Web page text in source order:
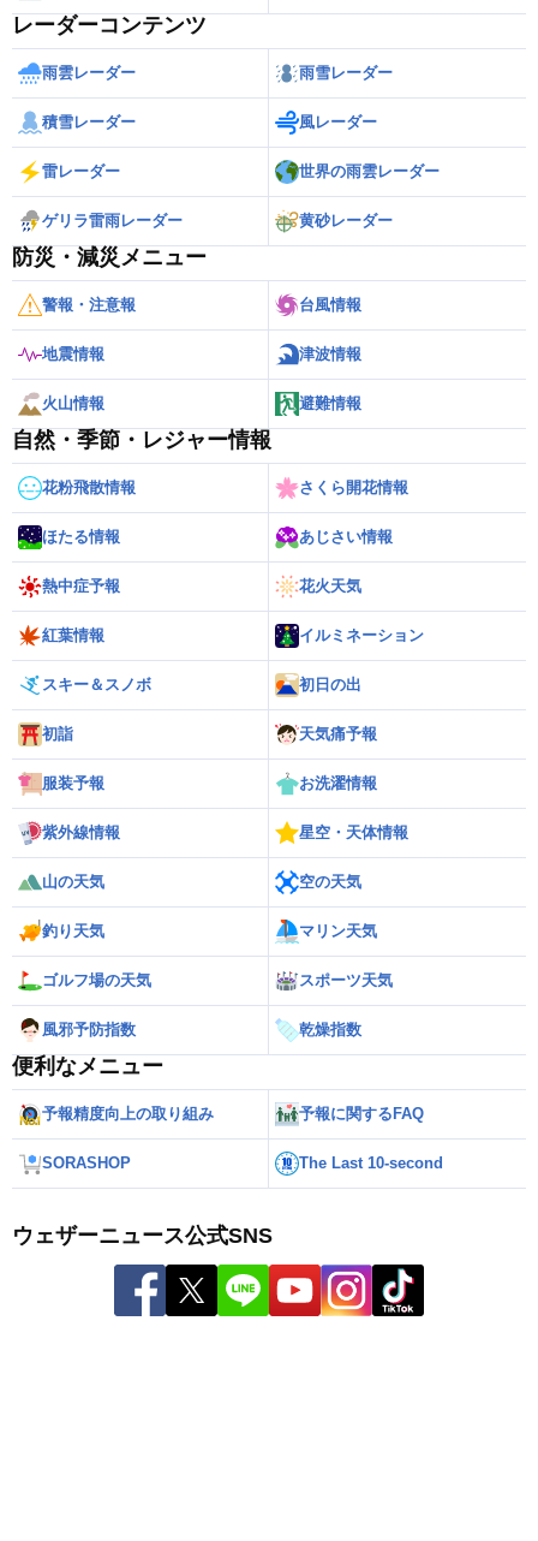
レーダーコンテンツ
雨雲レーダー 雨雪レーダー
積雪レーダー 風レーダー
雷レーダー 世界の雨雲レーダー
ゲリラ雷雨レーダー 黄砂レーダー
防災・減災メニュー
警報・注意報 台風情報
地震情報 津波情報
火山情報 避難情報
自然・季節・レジャー情報
花粉飛散情報 さくら開花情報
ほたる情報 あじさい情報
熱中症予報 花火天気
紅葉情報 イルミネーション
スキー＆スノボ 初日の出
初詣 天気痛予報
服装予報 お洗濯情報
紫外線情報 星空・天体情報
山の天気 空の天気
釣り天気 マリン天気
ゴルフ場の天気 スポーツ天気
風邪予防指数 乾燥指数
便利なメニュー
予報精度向上の取り組み 予報に関するFAQ
SORASHOP The Last 10-second
ウェザーニュース公式SNS